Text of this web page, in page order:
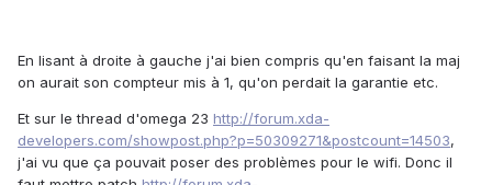
En lisant à droite à gauche j'ai bien compris qu'en faisant la maj
on aurait son compteur mis à 1, qu'on perdait la garantie etc.
Et sur le thread d'omega 23 http://forum.xda-
developers.com/showpost.php?p=50309271&postcount=14503,
j'ai vu que ça pouvait poser des problèmes pour le wifi. Donc il